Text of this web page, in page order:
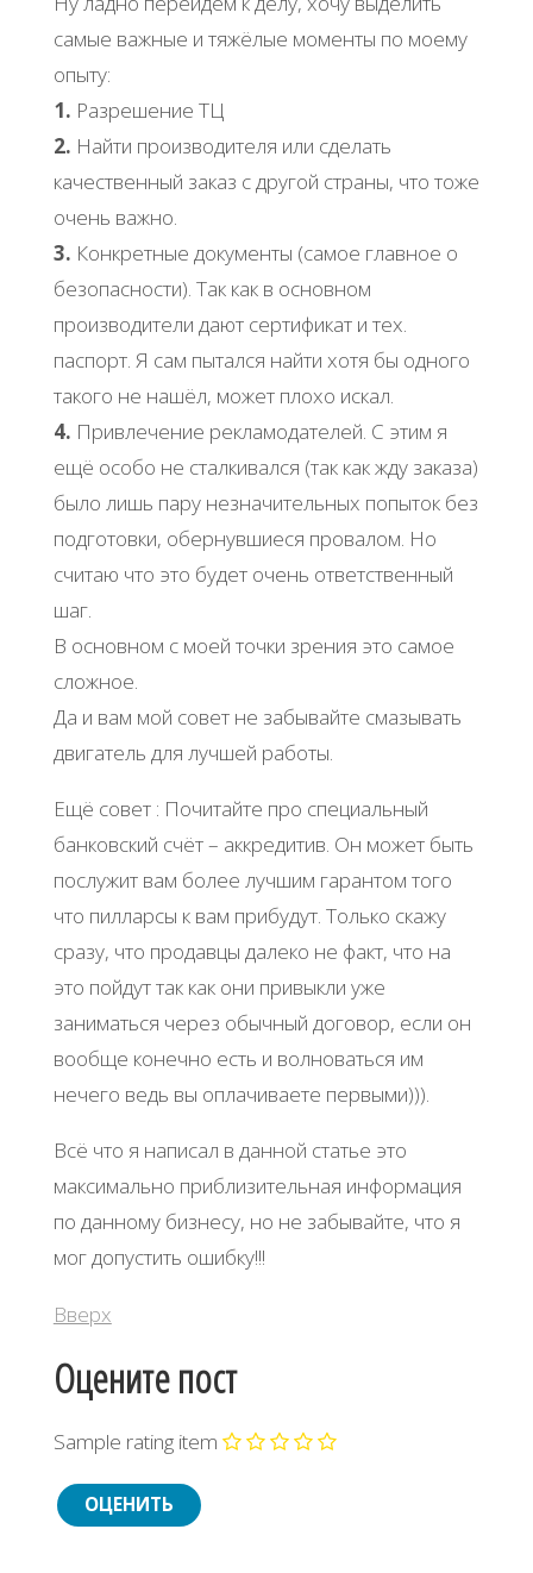
самые важные и тяжёлые моменты по моему
опыту:
1. Разрешение ТЦ
2. Найти производителя или сделать
качественный заказ с другой страны, что тоже
очень важно.
3. Конкретные документы (самое главное о
безопасности). Так как в основном
производители дают сертификат и тех.
паспорт. Я сам пытался найти хотя бы одного
такого не нашёл, может плохо искал.
4. Привлечение рекламодателей. С этим я
ещё особо не сталкивался (так как жду заказа)
было лишь пару незначительных попыток без
подготовки, обернувшиеся провалом. Но
считаю что это будет очень ответственный
шаг.
В основном с моей точки зрения это самое
сложное.
Да и вам мой совет не забывайте смазывать
двигатель для лучшей работы.
Ещё совет : Почитайте про специальный
банковский счёт – аккредитив. Он может быть
послужит вам более лучшим гарантом того
что пилларсы к вам прибудут. Только скажу
сразу, что продавцы далеко не факт, что на
это пойдут так как они привыкли уже
заниматься через обычный договор, если он
вообще конечно есть и волноваться им
нечего ведь вы оплачиваете первыми))).
Всё что я написал в данной статье это
максимально приблизительная информация
по данному бизнесу, но не забывайте, что я
мог допустить ошибку!!!
Вверх
Оцените пост
Sample rating item